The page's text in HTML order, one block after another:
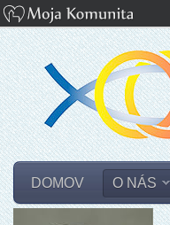
DOMOV O NÁS